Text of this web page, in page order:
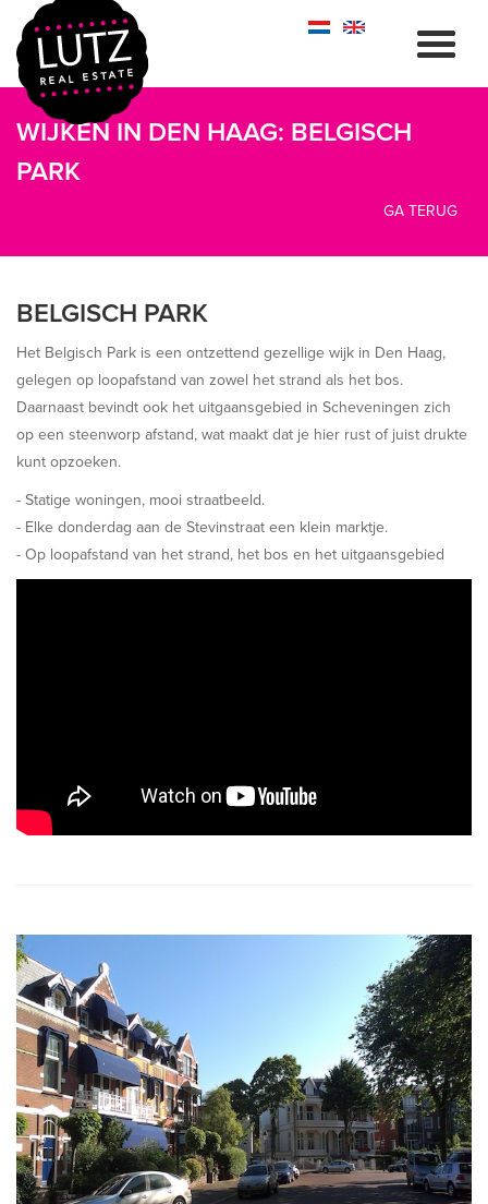
WIJKEN IN DEN HAAG: BELGISCH
PARK
GA TERUG
BELGISCH PARK
Het Belgisch Park is een ontzettend gezellige wijk in Den Haag,
gelegen op loopafstand van zowel het strand als het bos.
Daarnaast bevindt ook het uitgaansgebied in Scheveningen zich
op een steenworp afstand, wat maakt dat je hier rust of juist drukte
kunt opzoeken.
- Statige woningen, mooi straatbeeld.
- Elke donderdag aan de Stevinstraat een klein marktje.
- Op loopafstand van het strand, het bos en het uitgaansgebied